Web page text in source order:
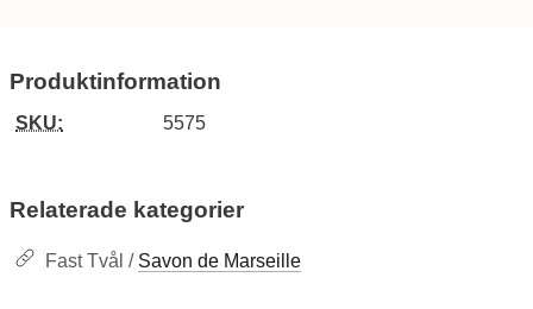
Produktinformation
SKU: 5575
Relaterade kategorier
Fast Tvål / Savon de Marseille